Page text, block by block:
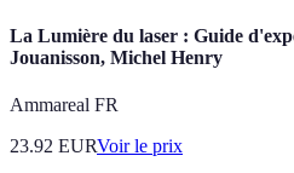
La Lumière du laser : Guide
Jouanisson, Michel Henry
Ammareal FR
23.92 EURVoir le prix